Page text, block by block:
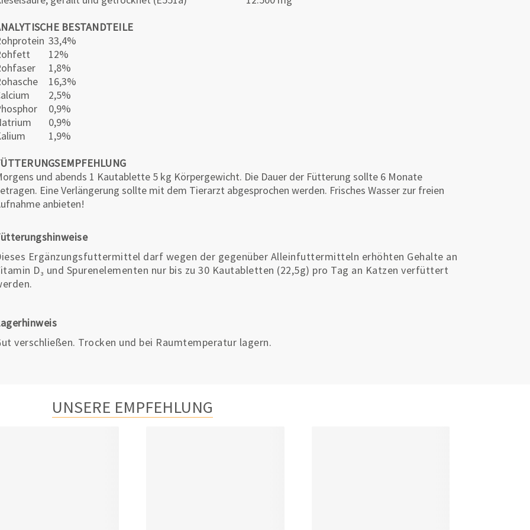
BESTANDTEILE
33,4%
12%
1,8%
16,3%
2,5%
0,9%
0,9%
1,9%
und abends 1 Kautablette 5 kg Körpergewicht. Die Dauer der Fütterung sollte 6 Monate
Eine Verlängerung sollte mit dem Tierarzt abgesprochen werden. Frisches Wasser zur freien
anbieten!
Ergänzungsfuttermittel darf wegen der gegenüber Alleinfuttermitteln erhöhten Gehalte an
D₃ und Spurenelementen nur bis zu 30 Kautabletten (22,5g) pro Tag an Katzen verfüttert
verschließen. Trocken und bei Raumtemperatur lagern.
UNSERE EMPFEHLUNG